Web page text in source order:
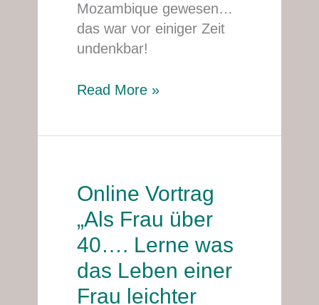
Mozambique gewesen…
das war vor einiger Zeit
undenkbar!
Read More »
Online Vortrag
„Als Frau über
40…. Lerne was
das Leben einer
Frau leichter
Online
Vortrag
„Als
Frau
über
40….